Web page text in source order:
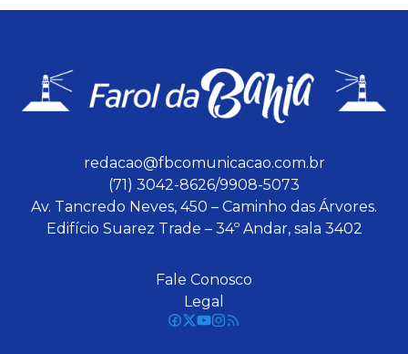
redacao@fbcomunicacao.com.br
(71) 3042-8626/9908-5073
Av. Tancredo Neves, 450 – Caminho das Árvores.
Edifício Suarez Trade – 34º Andar, sala 3402
Fale Conosco
Legal